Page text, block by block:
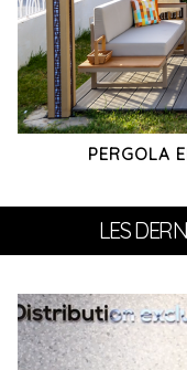
PERGOLA
LES